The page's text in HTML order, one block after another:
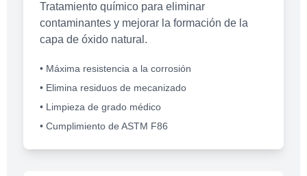
Tratamiento químico para eliminar
contaminantes y mejorar la formación de la
capa de óxido natural.
• Máxima resistencia a la corrosión
• Elimina residuos de mecanizado
• Limpieza de grado médico
• Cumplimiento de ASTM F86